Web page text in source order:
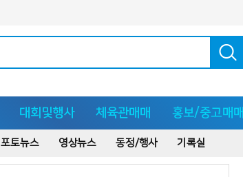
대회및행사 체육관매매 홍보/중고매매
포토뉴스 영상뉴스 동정/행사 기록실